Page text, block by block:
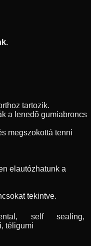
tartozik.
a lenedõ gumiabroncs
megszokottá tenni
elautózhatunk a
tekintve.